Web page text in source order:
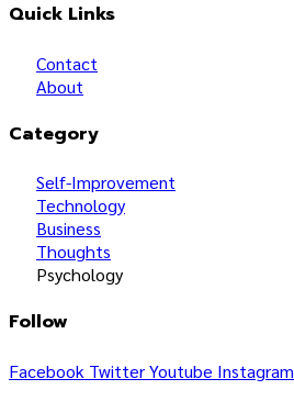
Quick Links
Contact
About
Category
Self-Improvement
Technology
Business
Thoughts
Psychology
Follow
Facebook TwitterYoutube Instagram